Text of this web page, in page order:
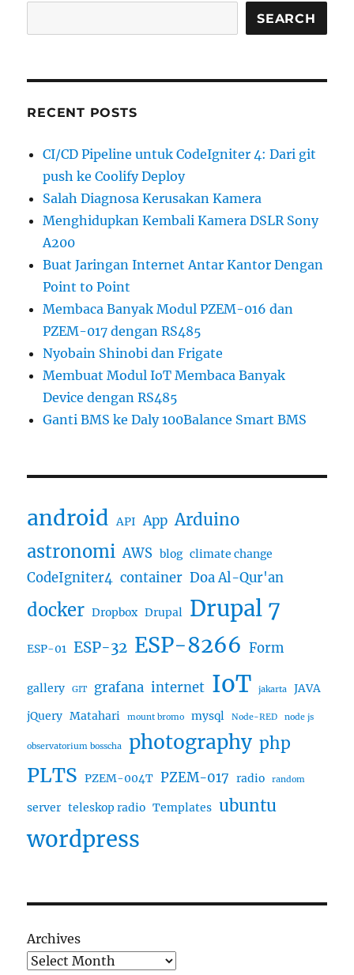
SEARCH
RECENT POSTS
CI/CD Pipeline untuk CodeIgniter 4: Dari git
push ke Coolify Deploy
Salah Diagnosa Kerusakan Kamera
Menghidupkan Kembali Kamera DSLR Sony
A200
Buat Jaringan Internet Antar Kantor Dengan
Point to Point
Membaca Banyak Modul PZEM-016 dan
PZEM-017 dengan RS485
Nyobain Shinobi dan Frigate
Membuat Modul IoT Membaca Banyak
Device dengan RS485
Ganti BMS ke Daly 100Balance Smart BMS
android API App Arduino
astronomi AWS blog climate change
CodeIgniter4 container Doa Al-Qur'an
docker Dropbox Drupal Drupal 7
ESP-01 ESP-32 ESP-8266 Form
gallery GIT grafana internet IoT jakarta
JAVA
jQuery Matahari mount bromo mysql Node-RED node js
observatorium bosscha photography php
PLTS PZEM-004T PZEM-017 radio random
server teleskop radio Templates ubuntu
wordpress
Archives